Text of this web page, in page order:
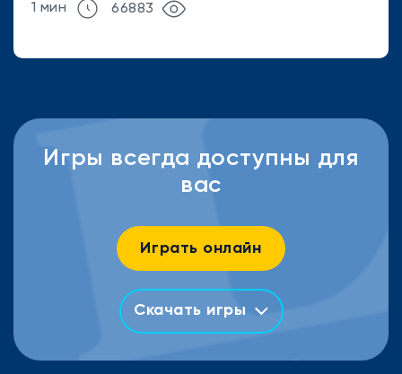
1 мин 66883
Игры всегда доступны для
вас
Играть онлайн
Скачать игры